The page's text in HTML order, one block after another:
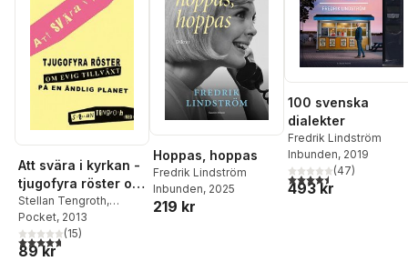
Att svära i kyrkan -
tjugofyra röster om
evig tillväxt på en
ändlig planet
Stellan Tengroth,
Fredrik Lindström
Birger Schlaug
Wijkman
Pocket, 2013
4,7utav 5 stjärnor. Totalt antal röster:
(15)
89 kr
Hoppas, hoppas
Fredrik Lindström
Inbunden, 2025
219 kr
100 svenska
dialekter
Fredrik Lindström
Inbunden, 2019
4,5utav 5 stjärnor.
(47)
493 kr